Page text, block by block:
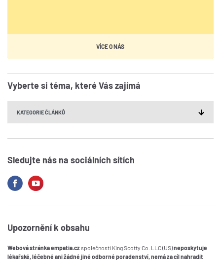
VÍCE O NÁS
Vyberte si téma, které Vás zajímá
Sledujte nás na sociálních sítích
Upozornění k obsahu
Webová stránka empatia.czspolečnosti King Scotty Co. LLC (US)neposkytuje
lékařské, léčebné ani žádné jiné odborné poradenství, nemá za cíl nahradit